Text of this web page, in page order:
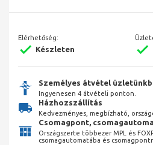
Elérhetőség:
Készleten
Személyes átvétel
Ingyenesen 4 átvételi ponton.
Házhozszállítás
Kedvezményes, megbízható,
Csomagpont,
Országszerte többezer MPL és
csomagautomatába és